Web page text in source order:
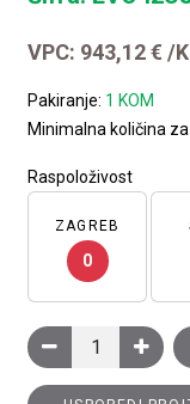
VPC: 943,12€ /
Pakiranje: 1 KOM
Minimalna količina
Raspoloživost
ZAGREB
0
EvoLine 19